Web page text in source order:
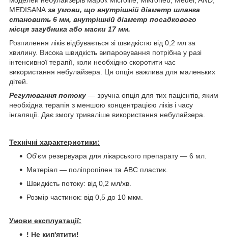
MEDISANA за умови, що внутрішній діаметр шланга
становить 6 мм, внутрішній діаметр посадкового
місця загубника або маски 17 мм.
Розпилення ліків відбувається зі швидкістю від 0,2 мл за
хвилину. Висока швидкість випаровування потрібна у разі
інтенсивної терапії, коли необхідно скоротити час
використання небулайзера. Ця опція важлива для маленьких
дітей.
Регулювання потоку — зручна опція для тих пацієнтів, яким
необхідна терапія з меншою концентрацією ліків і часу
інгаляції. Дає змогу триваліше використання небулайзера.
Технічні характеристики:
Об'єм резервуара для лікарського препарату — 6 мл.
Матеріал — поліпропілен та АВС пластик.
Швидкість потоку: від 0,2 мл/хв.
Розмір частинок: від 0,5 до 10 мкм.
Умови експлуатації:
! Не кип'ятити!